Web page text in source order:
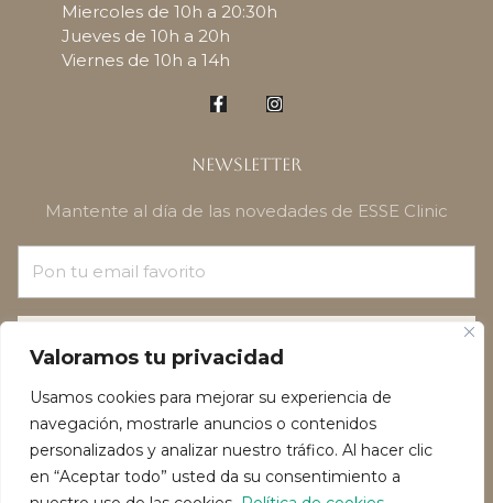
Valoramos tu privacidad
Usamos cookies para mejorar su experiencia de
navegación, mostrarle anuncios o contenidos
personalizados y analizar nuestro tráfico. Al hacer clic
en “Aceptar todo” usted da su consentimiento a
Miercoles de 10h a 20:30h
Jueves de 10h a 20h
Viernes de 10h a 14h
Newsletter
Mantente al día de las novedades de ESSE Clinic